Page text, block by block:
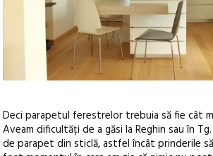
Deci parapetul ferestrelor trebuia să fie cât
Aveam dificultăți de a găsi la Reghin sau în
de parapet din sticlă, astfel încât prinderile